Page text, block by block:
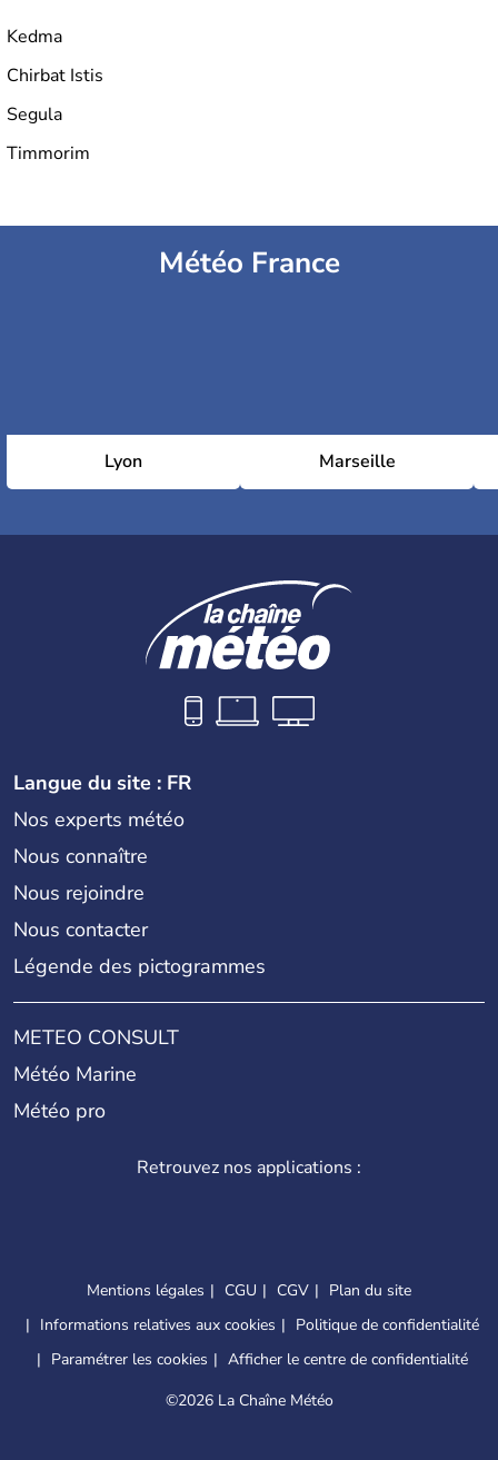
Kedma
Chirbat Istis
Segula
Timmorim
Météo France
Lyon Marseille
Langue du site : FR
Nos experts météo
Nous connaître
Nous rejoindre
Nous contacter
Légende des pictogrammes
METEO CONSULT
Météo Marine
Météo pro
Retrouvez nos applications :
Mentions légales CGU CGV
Plan du site
Informations relatives aux cookies
Politique de confidentialité
Paramétrer les cookies
Afficher le centre de confidentialité
©2026 La Chaîne Météo